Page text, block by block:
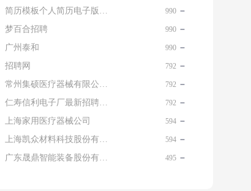
简历模板个人简历电子版免费 990
梦百合招聘 990
广州泰和 990
招聘网 792
常州集硕医疗器械有限公司 名片 792
仁寿信利电子厂最新招聘信息查询 792
上海家用医疗器械公司 594
上海凯众材料科技股份有限公司招聘电话 594
广东晟鼎智能装备股份有限公司 495